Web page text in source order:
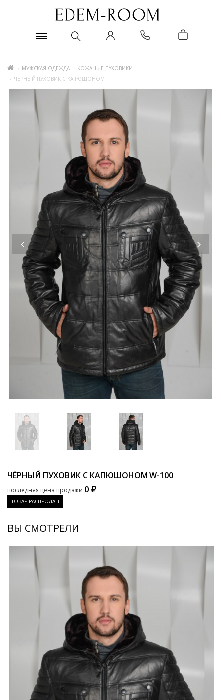
МУЖСКАЯ ОДЕЖДА
КОЖАНЫЕ ПУХОВИКИ
ЧЁРНЫЙ ПУХОВИК С КАПЮШОНОМ
ЧЁРНЫЙ ПУХОВИК С КАПЮШОНОМ W-100
последняя цена продажи 0 ₽
ТОВАР РАСПРОДАН
ВЫ СМОТРЕЛИ